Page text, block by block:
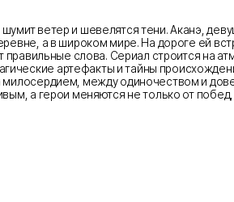
ветер и шевелятся тени. Аканэ,
а в широком мире. На дороге ей
слова. Сериал строится на
артефакты и тайны
милосердием, между одиночеством и
а герои меняются не только от побед,